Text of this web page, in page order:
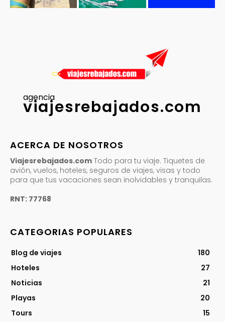
agencia
viajesrebajados.com
ACERCA DE NOSOTROS
Viajesrebajados.com Todo para tu viaje. Tiquetes de
avión, vuelos, hoteles, seguros de viajes, visas y todo
para que tus vacaciones sean inolvidables y tranquilas.
RNT: 77768
CATEGORIAS POPULARES
Blog de viajes
180
Hoteles
27
Noticias
21
Playas
20
Tours
15